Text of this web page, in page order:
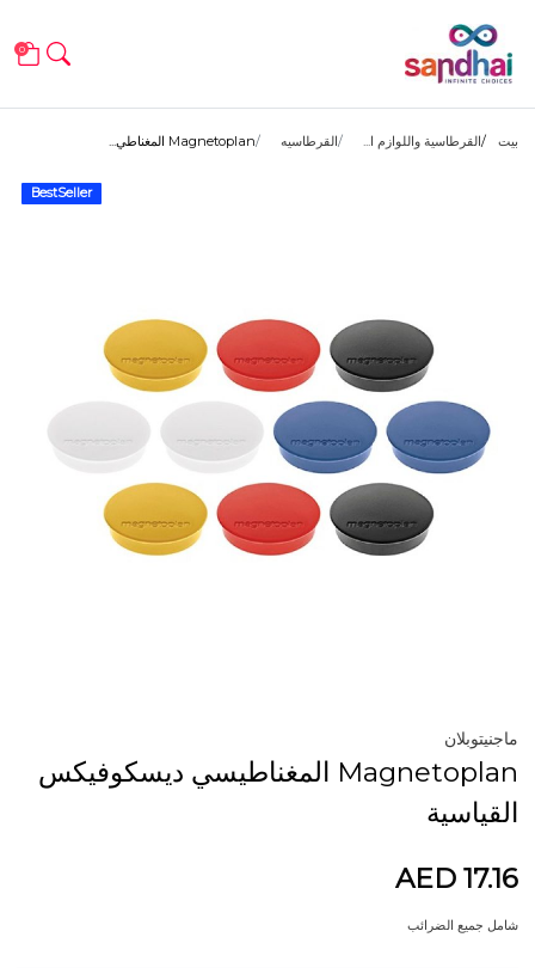
0
بيت القرطاسية واللوازم ا... القرطاسيه Magnetoplan المغناطي...
BestSeller
ماجنيتوبلان
Magnetoplan المغناطيسي ديسكوفيكس
القياسية
AED 17.16
شامل جميع الضرائب